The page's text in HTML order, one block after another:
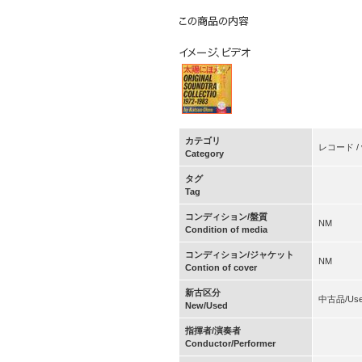
カテゴリ
Category
レコード /
タグ
Tag
コンディション/盤質
Condition of media
NM
コンディション/ジャケット
Contion of cover
NM
新古区分
New/Used
中古品/
指揮者/演奏者
Conductor/Performer